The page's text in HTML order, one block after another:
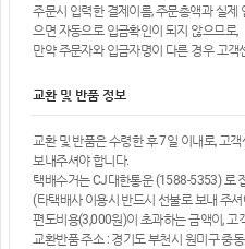
주문시 입력한 결제이름, 주문총액과 실제
으면 자동으로 입금확인이 되지 않으므로,
만약 주문자와 입금자명이 다른 경우 고
교환 및 반품 정보
교환 및 반품은 수령한 후 7일 이내로, 고
보내주셔야 합니다.
택배수거는 CJ대한통운 (1588-5353) 로
(타택배사 이용시 반드시 선불로 보내 주
편도비용(3,000원)이 초과하는 금액이, 고
교환반품 주소 : 경기도 부천시 원미구 중